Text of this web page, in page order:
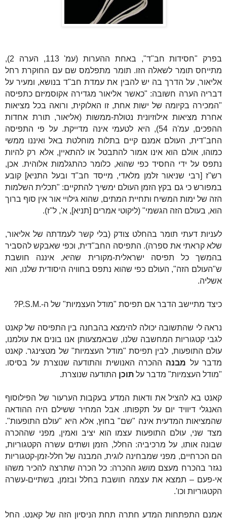
בפרק "חסידות חב"ד", באחת ההערות (עמ' 113, הערה 2),
מתייחס תומר לשאלה הזו. תומר מתפלמס שם עם החוקרת רחל
אליאור, על הדרך בה יש להבין את עמדת חב"ד בנושא, ומעיר על
דבריה הערה חשובה: "כאשר אליאור מגדירה אקוסמיזם כתפיסה
"המכירה בקיומה של ישות אחת, זו האלוקית, ורואה בכל מציאות
אחרת מציאות אילוזיונית נטולת-ממשות (אליאור, תורת אחדות
ההפכים, עמ'ה 54), היא לטעמי אינה מדייקת. על פי התפיסה
החב"דית, העולם אמנם קיים בתלות מוחלטת באל ואיננו ממשי
כמוהו, אולם הוא אינו אמור להתבטל או להתאיין, אלא רק להיות
נתפס על ידי החסיד כפי שהוא, כלומר כהתגלמות אלוהית. אכן,
רש"ז [רבי שניאור זלמן מלאדי, מייסד חב"ד ובעל התניא] קובע
במפורש כי גם בקץ הזמן העולם ימשיך להתקיים: "תכלית השלמות
הזה של ימות המשיח ותחיית המתים, שהוא גילויי אור אין סוף ברוך
הוא, בעולם הזה הגשמי" (ליקוטי אמרים [תניא], א', ל"ז).
לעניות דעתי תומר בהחלט צודק (בלי קשר לעמדתה של אליאור,
שלא קראתי את ספרה). התפיסה החב"דית, וכפי שאבקש להסביר
בהמשך כל תפיסה ישראלית-מקורית שהיא, איננה חושבת
ש"העולם הזה", העולם כפי שהוא נתפס בחוויה היסודית שלנו, הוא
אשליה.
כיצד מתיישב הדבר אם תפיסת "מודל העצמיות" של ה-P.S.M.
?
נראה לי שהתשובה יכולה להימצא בהבחנה בין התפיסה של קאנט
לגבי קטגוריות המחשבה שלנו, שבאמצעותן אנו בונים את עולמנו,
עולם התופעות, לבין תפיסת "מודל העצמיות" של מטצינגר. קאנט
מדבר על מבנה ההכרה האנושית והתודעה שנוצרת על בסיסו.
"מודל העצמיות" מדבר על תוכן התודעה שנוצרת.
קאנט בא להציל את ודאות המדע בעקבות הערעור של הפילוסוף
האנגלי דיוויד יום על תקפותו. אבל המחיר ששילם היה ההודאה
שהמציאות המדעית אינה "שם" בחוץ, אלא היא "עולם התופעות".
מצד שני, עולם התופעות עצמו הוא יציב ואמין, מפני שההכרה
שבונה אותו, על מרכיביה: החלל, הזמן ושתים עשרה הקטגוריות,
הם הכרחיים, מפני שמבחינה לוגית, המבנה של חלל-זמן-קטגוריות
נגזר בהכרח מעצם מושג ההכרה: כל הכרה שתרצה להכיר משהו
אי-פעם – תמצא את עצמה חושבת בחלל ובזמן, בשתיים-עשרה
הקטגוריות וכו'.
אמנם התפתחות המדע חתרה תחת הניסיון הזה של קאנט. החל